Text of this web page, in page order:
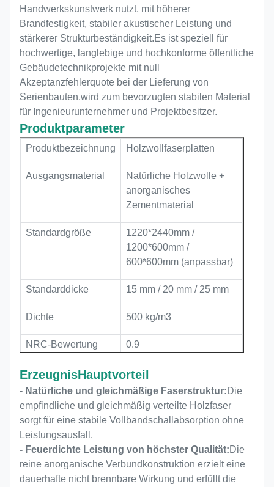
Handwerkskunstwerk nutzt, mit höherer
Brandfestigkeit, stabiler akustischer Leistung und
stärkerer Strukturbeständigkeit.Es ist speziell für
hochwertige, langlebige und hochkonforme öffentliche
Gebäudetechnikprojekte mit null
Akzeptanzfehlerquote bei der Lieferung von
Serienbauten,wird zum bevorzugten stabilen Material
für Ingenieurunternehmer und Projektbesitzer.
Produktparameter
Produktbezeichnung Holzwollfaserplatten
Ausgangsmaterial
Natürliche Holzwolle +
anorganisches
Zementmaterial
Standardgröße
1220*2440mm /
1200*600mm /
600*600mm (anpassbar)
Standarddicke 15 mm / 20 mm / 25 mm
Dichte 500 kg/m3
NRC-Bewertung 0.9
Feuerfestigkeitsgrad Einheitliche Prüfungen
Umweltebene
E1-Klasse,
formaldehydfrei
Kernfunktion
Schallabsorption und
Raumdekoration
ErzeugnisHauptvorteil
- Natürliche und gleichmäßige Faserstruktur:Die
empfindliche und gleichmäßig verteilte Holzfaser
sorgt für eine stabile Vollbandschallabsorption ohne
Leistungsausfall.
- Feuerdichte Leistung von höchster Qualität:Die
reine anorganische Verbundkonstruktion erzielt eine
dauerhafte nicht brennbare Wirkung und erfüllt die